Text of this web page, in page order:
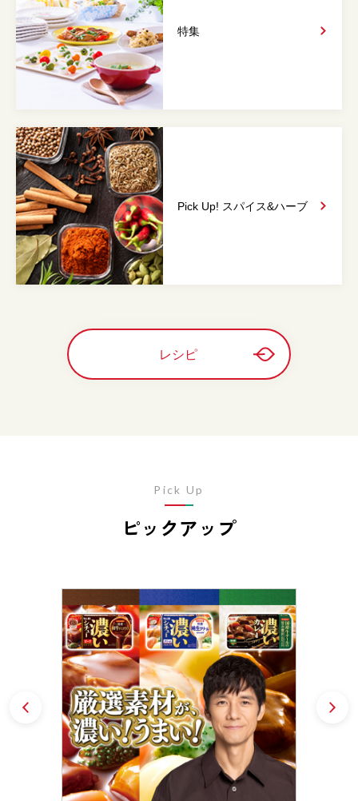
特集
Pick Up! スパイス&ハーブ
レシピ
ピックアップ
Pick Up
Prev